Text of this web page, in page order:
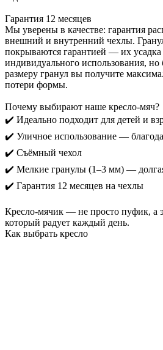
Гарантия 12 месяцев
Мы уверены в качестве: гарантия
внешний и внутренний чехлы.
покрываются гарантией — их усадка
индивидуального использования,
размеру гранул вы получите
потери формы.
Почему выбирают наше кресло-мяч?
✔️ Идеально подходит для детей и
✔️ Уличное использование —
✔️ Съёмный чехол
✔️ Мелкие гранулы (1–3 мм) —
✔️ Гарантия 12 месяцев на чехлы
Кресло-мячик — не просто пуфик, а
который радует каждый день.
Как выбрать кресло